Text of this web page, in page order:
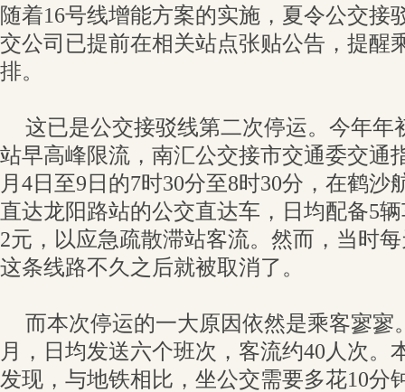
随着16号线增能方案的实施，夏令公交接
交公司已提前在相关站点张贴公告，提醒
排。
这已是公交接驳线第二次停运。今年年
站早高峰限流，南汇公交接市交通委交通
月4日至9日的7时30分至8时30分，在鹤沙
直达龙阳路站的公交直达车，日均配备5
2元，以应急疏散滞站客流。然而，当时
这条线路不久之后就被取消了。
而本次停运的一大原因依然是乘客寥寥
月，日均发送六个班次，客流约40人次。
发现，与地铁相比，坐公交需要多花10分